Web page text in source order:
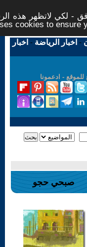
- لكي لاتظهر هذه
cookies to ensure
- اخبار الرياضة - اخبار
للموقع - ادعمونا
صبحي حجو